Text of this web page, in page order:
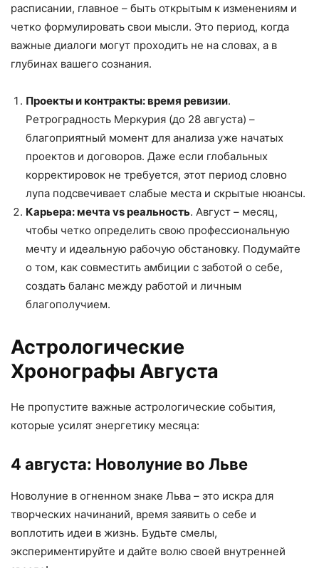
расписании, главное – быть открытым к изменениям и
четко формулировать свои мысли. Это период, когда
важные диалоги могут проходить не на словах, а в
глубинах вашего сознания.
Проекты и контракты: время ревизии.
Ретроградность Меркурия (до 28 августа) –
благоприятный момент для анализа уже начатых
проектов и договоров. Даже если глобальных
корректировок не требуется, этот период словно
лупа подсвечивает слабые места и скрытые нюансы.
Карьера: мечта vs реальность. Август – месяц,
чтобы четко определить свою профессиональную
мечту и идеальную рабочую обстановку. Подумайте
о том, как совместить амбиции с заботой о себе,
создать баланс между работой и личным
благополучием.
Астрологические
Хронографы Августа
Не пропустите важные астрологические события,
которые усилят энергетику месяца:
4 августа: Новолуние во Льве
Новолуние в огненном знаке Льва – это искра для
творческих начинаний, время заявить о себе и
воплотить идеи в жизнь. Будьте смелы,
экспериментируйте и дайте волю своей внутренней